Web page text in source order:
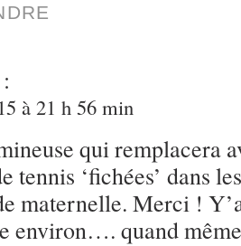
à 21 h 56 min
qui remplacera
tennis ‘fichées’ dans
maternelle. Merci !
environ…. quand